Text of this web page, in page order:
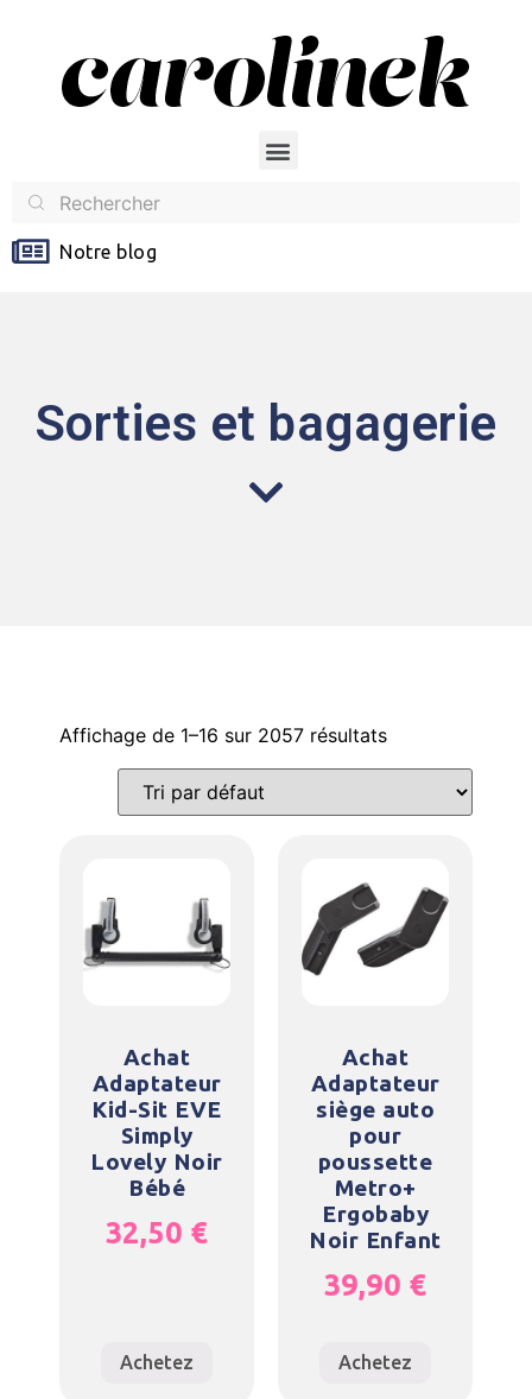
Notre blog
Sorties et bagagerie
Affichage de 1–16 sur 2057 résultats
Achat
Adaptateur
Kid-Sit EVE
Simply
Lovely Noir
Bébé
32,50 €
Achetez
Achat
Adaptateur
siège auto
pour
poussette
Metro+
Ergobaby
Noir Enfant
39,90 €
Achetez